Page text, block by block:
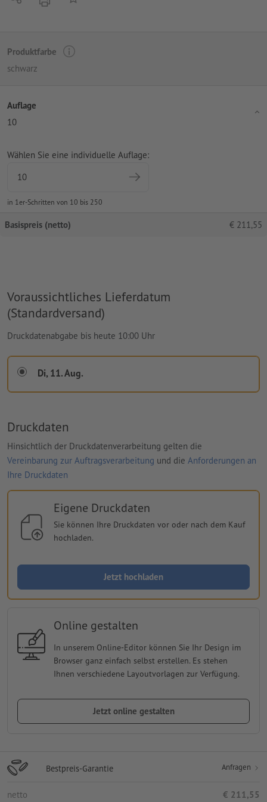
Produktfarbe
schwarz
Auflage
10
Wählen Sie eine individuelle Auflage:
in 1er-Schritten von 10 bis 250
Basispreis (netto) € 211,55
Voraussichtliches Lieferdatum
(Standardversand)
Druckdatenabgabe bis heute 10:00 Uhr
Di, 11. Aug.
Druckdaten
Hinsichtlich der Druckdatenverarbeitung gelten die
Vereinbarung zur Auftragsverarbeitung und die Anforderungen an
Ihre Druckdaten
Eigene Druckdaten
Sie können Ihre Druckdaten vor oder nach dem Kauf
hochladen.
Jetzt hochladen
Online gestalten
In unserem Online-Editor können Sie Ihr Design im
Browser ganz einfach selbst erstellen. Es stehen
Ihnen verschiedene Layoutvorlagen zur Verfügung.
Jetzt online gestalten
Bestpreis-Garantie Anfragen
netto € 211,55